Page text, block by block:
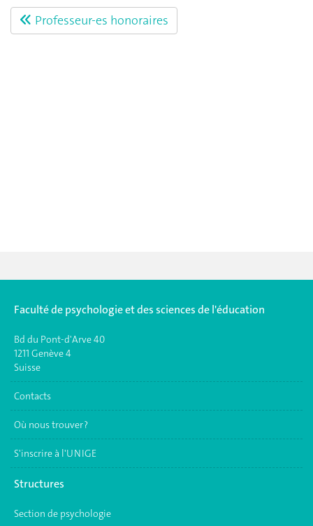
Professeur-es honoraires
Faculté de psychologie et des sciences de l'éducation
Bd du Pont-d'Arve 40
1211 Genève 4
Suisse
Contacts
Où nous trouver ?
S'inscrire à l'UNIGE
Structures
Section de psychologie